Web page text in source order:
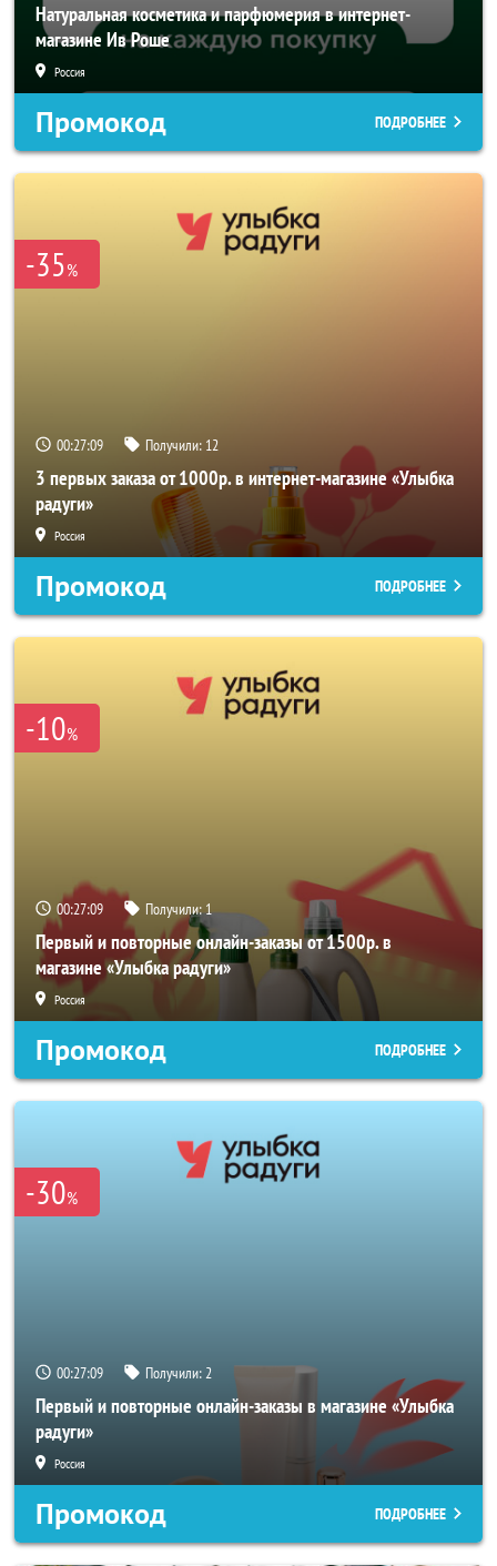
Натуральная косметика и парфюмерия в интернет-
магазине Ив Роше
Россия
Промокод ПОДРОБНЕЕ
-35%
00:27:06 Получили: 12
3 первых заказа от 1000р. в интернет-магазине «Улыбка
радуги»
Россия
Промокод ПОДРОБНЕЕ
-10%
00:27:06 Получили:1
Первый и повторные онлайн-заказы от 1500р. в
магазине «Улыбка радуги»
Россия
Промокод ПОДРОБНЕЕ
-30%
00:27:06 Получили:2
Первый и повторные онлайн-заказы в магазине «Улыбка
радуги»
Россия
Промокод ПОДРОБНЕЕ